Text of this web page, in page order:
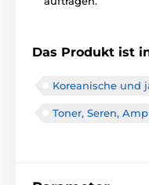
Das Produkt ist
Koreanische und
Toner, Seren,